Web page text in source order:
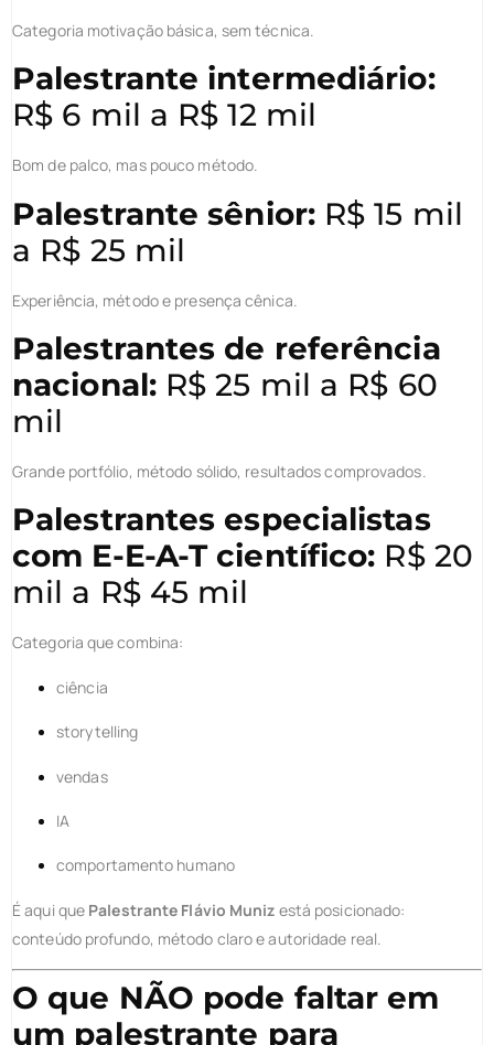
Categoria motivação básica, sem técnica.
Palestrante intermediário:
R$ 6 mil a R$ 12 mil
Bom de palco, mas pouco método.
Palestrante sênior:R$ 15 mil
a R$ 25 mil
Experiência, método e presença cênica.
Palestrantes de referência
nacional:R$ 25 mil a R$ 60
mil
Grande portfólio, método sólido, resultados comprovados.
Palestrantes especialistas
com E-E-A-T científico: R$ 20
mil a R$ 45 mil
Categoria que combina:
ciência
storytelling
vendas
IA
comportamento humano
É aqui que Palestrante Flávio Muniz está posicionado:
conteúdo profundo, método claro e autoridade real.
O que NÃO pode faltar em
um palestrante para